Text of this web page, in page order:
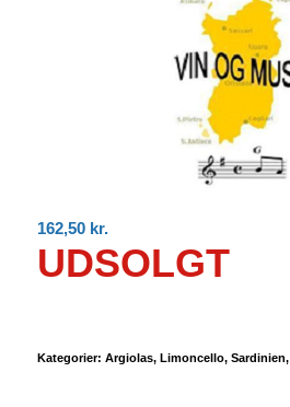
162,50 kr.
UDSOLGT
Kategorier: Argiolas, Limoncello, Sardinien,